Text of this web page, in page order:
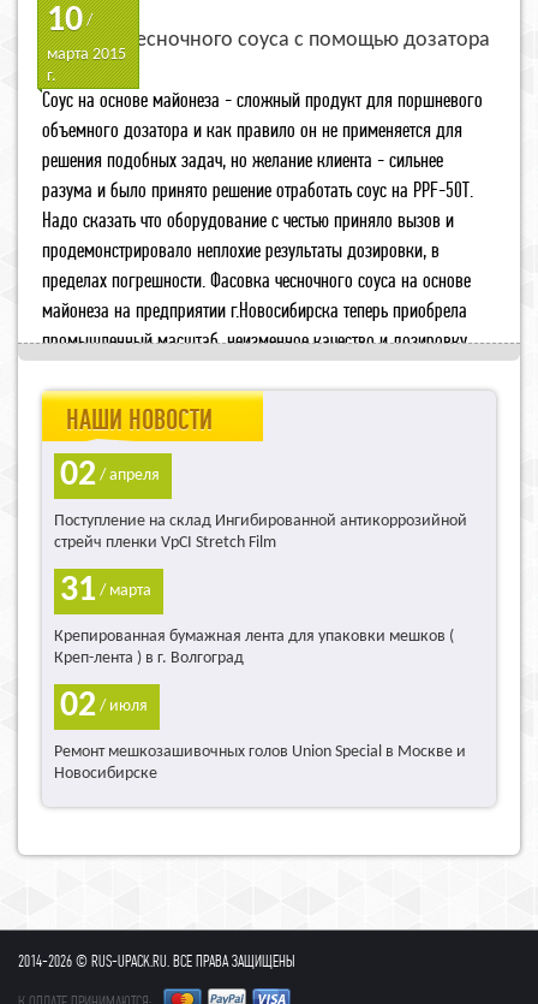
10/
марта 2015
г.
Фасовка чесночного соуса с помощью дозатора
PPF-50T
Соус на основе майонеза - сложный продукт для поршневого
объемного дозатора и как правило он не применяется для
решения подобных задач, но желание клиента - сильнее
разума и было принято решение отработать соус на PPF-50T.
Надо сказать что оборудование с честью приняло вызов и
продемонстрировало неплохие результаты дозировки, в
пределах погрешности. Фасовка чесночного соуса на основе
майонеза на предприятии г.Новосибирска теперь приобрела
промышленный масштаб, неизменное качество и дозировку.
НАШИ НОВОСТИ
02 / апреля
Поступление на склад Ингибированной антикоррозийной
стрейч пленки VpCI Stretch Film
31 / марта
Крепированная бумажная лента для упаковки мешков (
Креп-лента ) в г. Волгоград
02 / июля
Ремонт мешкозашивочных голов Union Special в Москве и
Новосибирске
2014-2026 © RUS-UPACK.RU. ВСЕ ПРАВА ЗАЩИЩЕНЫ